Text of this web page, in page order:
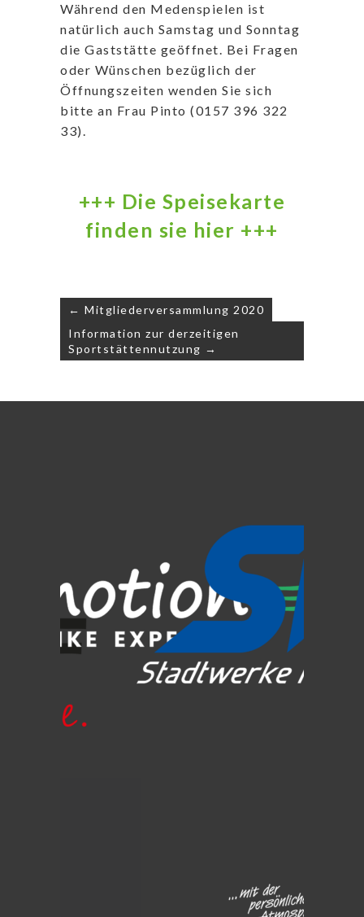
Während den Medenspielen ist
natürlich auch Samstag und Sonntag
die Gaststätte geöffnet. Bei Fragen
oder Wünschen bezüglich der
Öffnungszeiten wenden Sie sich
bitte an Frau Pinto (0157 396 322
33).
+++ Die Speisekarte
finden sie hier +++
Beitragsnavigation
← Mitgliederversammlung 2020
Information zur derzeitigen
Sportstättennutzung →